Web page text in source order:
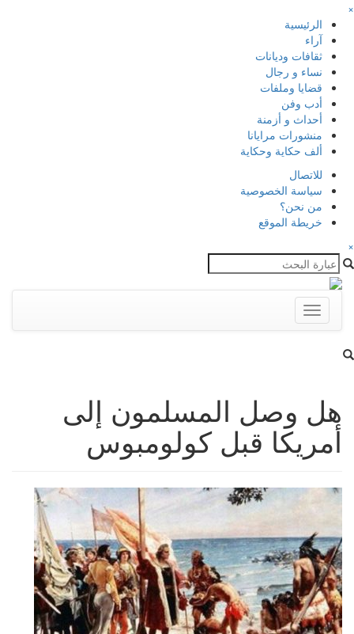
×
الرئيسية
آراء
ثقافات وديانات
نساء و رجال
قضايا وملفات
أدب وفن
أحداث و أزمنة
منشورات مرايانا
ألف حكاية وحكاية
للاتصال
سياسة الخصوصية
من نحن؟
خريطة الموقع
×
Toggle
navigation
هل وصل المسلمون إلى
أمريكا قبل كولومبوس